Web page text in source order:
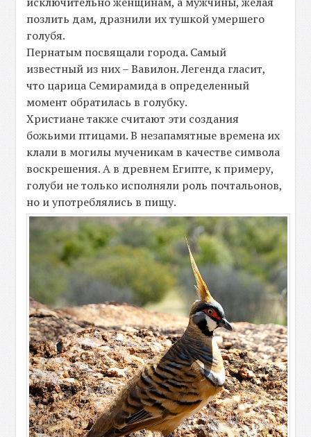
позлить дам, дразнили их тушкой умершего
голубя.
Пернатым посвящали города. Самый
известный из них – Вавилон. Легенда гласит,
что царица Семирамида в определенный
момент обратилась в голубку.
Христиане также считают эти создания
божьими птицами. В незапамятные времена их
клали в могилы мученикам в качестве символа
воскрешения. А в древнем Египте, к примеру,
голуби не только исполняли роль почтальонов,
но и употреблялись в пищу.